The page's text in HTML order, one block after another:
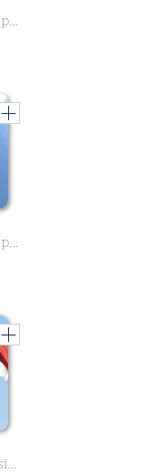
Learn the most important Indonesian sentences - Part 1
Learn the most important Indonesian sentences Part 2
Lerne 680 indonesische Wörter des Grundwortschatzes - Teil 1 von 8